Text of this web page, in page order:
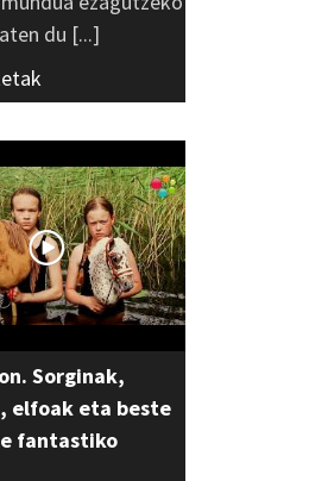
du [...]
Sorginak,
elfoak eta beste
fantastiko